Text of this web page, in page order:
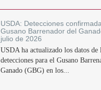
USDA: Detecciones
Gusano Barrenador del
julio de 2026
USDA ha actualizado los datos de
detecciones para el Gusano
Ganado (GBG) en los...